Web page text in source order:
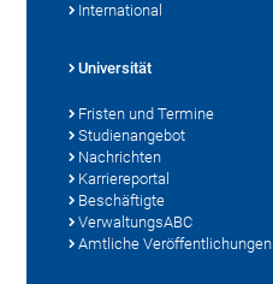
International
Universität
Fristen und Termine
Studienangebot
Nachrichten
Karriereportal
Beschäftigte
VerwaltungsABC
Amtliche Veröffentlichungen